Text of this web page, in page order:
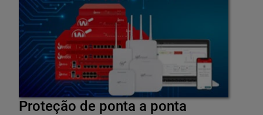
Proteção de ponta a ponta